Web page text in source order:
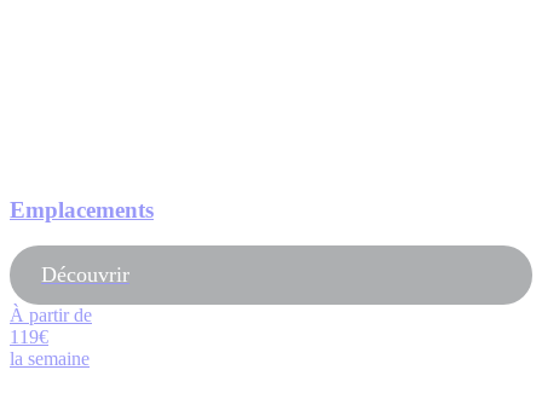
Emplacements
Découvrir
À partir de
119€
la semaine